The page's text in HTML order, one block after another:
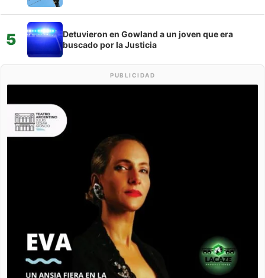
5
Detuvieron en Gowland a un joven que era
buscado por la Justicia
PUBLICIDAD